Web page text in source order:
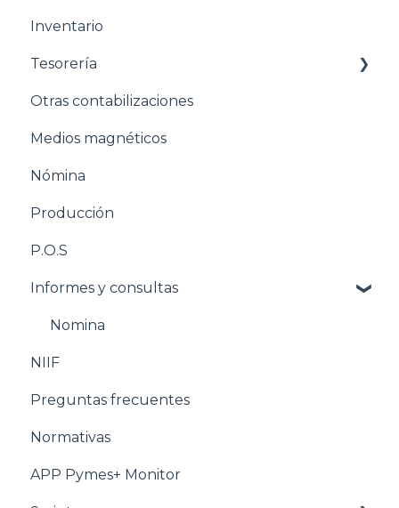
Estructuración Ventas
Estructuración Inventarios
Estructuración Tesorería
Pasos para configurar la Nómina
Estructuración Nómina
Pasos para configurar Producción
Estructuración Producción
Pasos para configurar POS
Estructuración POS
Estructuración Utilitarios
Inventario
Tesorería
Conciliacion bancaria
Otras contabilizaciones
Medios magnéticos
Nómina
Producción
P.O.S
Informes y consultas
Nomina
NIIF
Preguntas frecuentes
Normativas
APP Pymes+ Monitor